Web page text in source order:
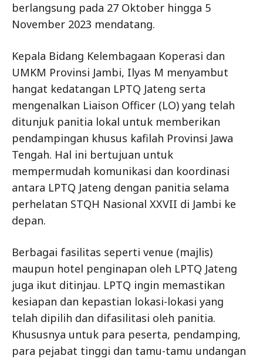
berlangsung pada 27 Oktober hingga 5
November 2023 mendatang.
Kepala Bidang Kelembagaan Koperasi dan
UMKM Provinsi Jambi, Ilyas M menyambut
hangat kedatangan LPTQ Jateng serta
mengenalkan Liaison Officer (LO) yang telah
ditunjuk panitia lokal untuk memberikan
pendampingan khusus kafilah Provinsi Jawa
Tengah. Hal ini bertujuan untuk
mempermudah komunikasi dan koordinasi
antara LPTQ Jateng dengan panitia selama
perhelatan STQH Nasional XXVII di Jambi ke
depan.
Berbagai fasilitas seperti venue (majlis)
maupun hotel penginapan oleh LPTQ Jateng
juga ikut ditinjau. LPTQ ingin memastikan
kesiapan dan kepastian lokasi-lokasi yang
telah dipilih dan difasilitasi oleh panitia.
Khususnya untuk para peserta, pendamping,
para pejabat tinggi dan tamu-tamu undangan